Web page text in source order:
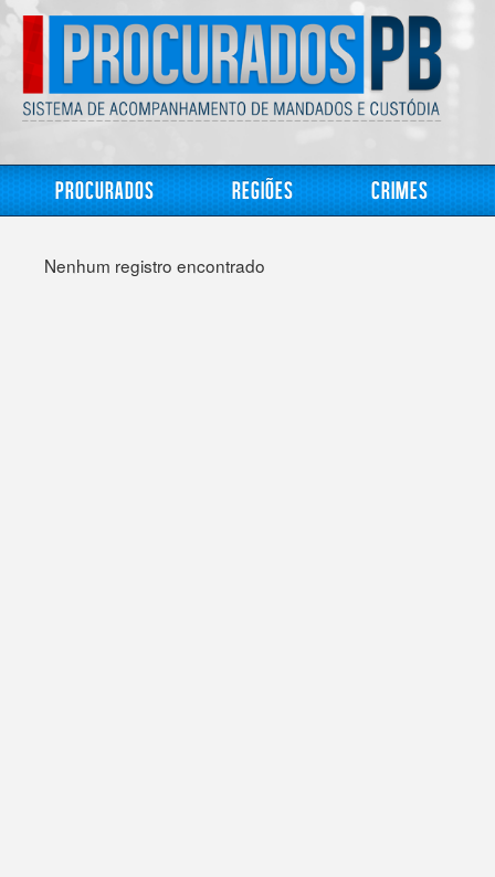
Procurados Regiões Crimes
Nenhum registro encontrado